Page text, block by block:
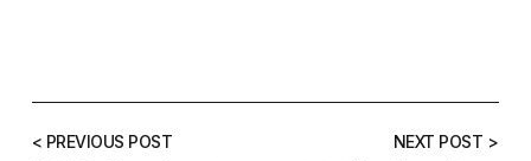
< PREVIOUS POST
NEXT POST >